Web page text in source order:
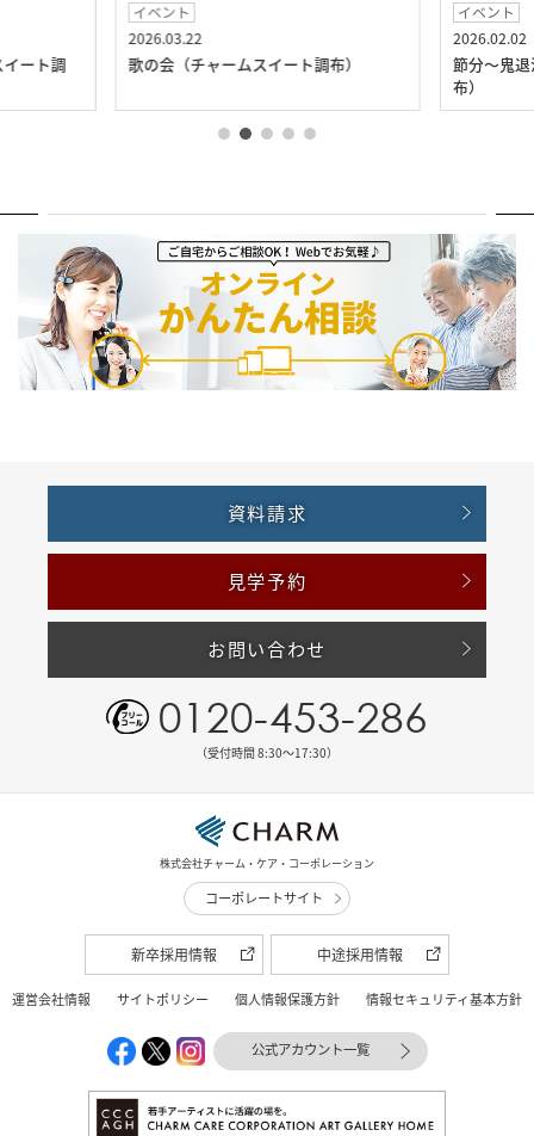
ート調
イベント
2026.03.22
歌の会（チャームスイート調布）
イベント
2026.02.02
節分～鬼
布）
資料請求
見学予約
お問い合わせ
0120-453-286
（受付時間 8:30〜17:30）
株式会社チャーム・ケア・コーポレーション
コーポレートサイト
新卒採用情報 中途採用情報
運営会社情報 サイトポリシー 個人情報保護方針 情報セキュリティ基本方針
公式アカウント一覧